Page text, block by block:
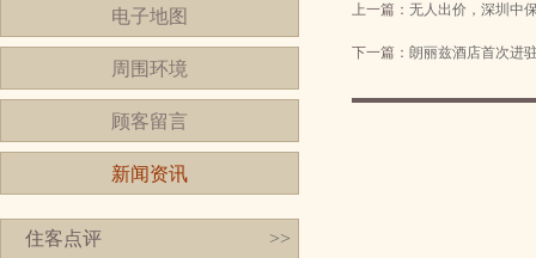
电子地图
周围环境
顾客留言
新闻资讯
住客点评 >>
上一篇： 无人出价，深圳中
下一篇： 朗丽兹酒店首次进